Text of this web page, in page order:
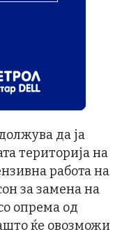
да ја
територија на
работа на
за замена на
опрема од
ќе овозможи